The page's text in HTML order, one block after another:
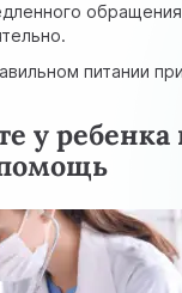
питании
у